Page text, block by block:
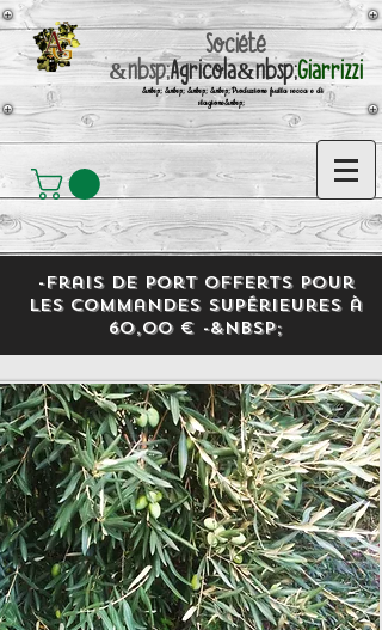
Société
&nbsp;Agricola&nbsp;Giarrizzi
&nbsp; &nbsp; &nbsp; &nbsp;Produzione frutta secca e di
stagione&nbsp;
-Frais de port offerts pour
les commandes supérieures à
60,00 € -&nbsp;